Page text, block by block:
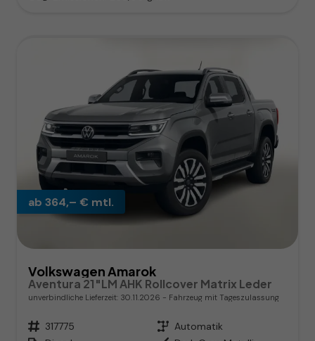
ab 364,– € mtl.
Volkswagen Amarok
Aventura 21"LM AHK Rollcover Matrix Leder
unverbindliche Lieferzeit: 30.11.2026 Fahrzeug mit Tageszulassung
Fahrzeugnr. 317775 Getriebe Automatik